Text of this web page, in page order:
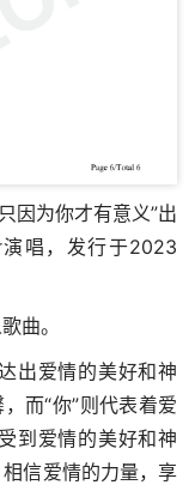
因为你才有意义”出
唱，发行于2023
曲。
出爱情的美好和神
而“你”则代表着爱
到爱情的美好和神
信爱情的力量，享